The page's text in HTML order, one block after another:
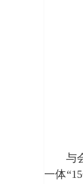
与
一体“15